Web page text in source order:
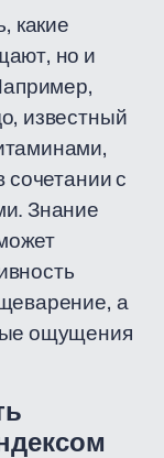
какие
но и
известный
сочетании с
Знание
а
ощущения